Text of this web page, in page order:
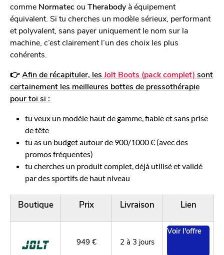
comme Normatecou Therabody à équipement
équivalent. Si tu cherches un modèle sérieux, performant
et polyvalent, sans payer uniquement le nom sur la
machine, c’est clairement l’un des choix les plus
cohérents.
👉Afin de récapituler, les Jolt Boots (pack complet) sont
certainement les meilleures bottes de pressothérapie
pour toi si :
tu veux un modèle haut de gamme, fiable et sans prise
de tête
tu as un budget autour de 900/1000 € (avec des
promos fréquentes)
tu cherches un produit complet, déjà utilisé et validé
par des sportifs de haut niveau
Boutique Prix Livraison Lien
949 € 2 à 3 jours
Voir l'offre